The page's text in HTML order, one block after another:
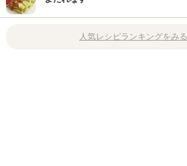
人気レシピランキングをみる